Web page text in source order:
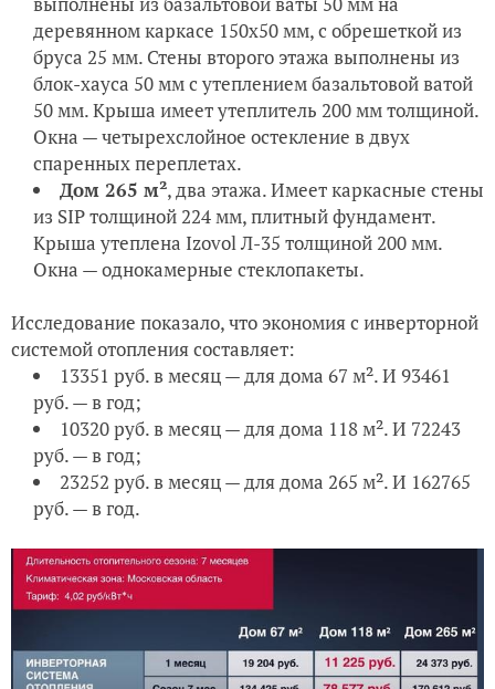
деревянном каркасе 150х50 мм, с обрешеткой из
бруса 25 мм. Стены второго этажа выполнены из
блок-хауса 50 мм с утеплением базальтовой ватой
50 мм. Крыша имеет утеплитель 200 мм толщиной.
Окна — четырехслойное остекление в двух
спаренных переплетах.
Дом 265 м², два этажа. Имеет каркасные стены
из SIP толщиной 224 мм, плитный фундамент.
Крыша утеплена Izovol Л-35 толщиной 200 мм.
Окна — однокамерные стеклопакеты.
Исследование показало, что экономия с инверторной
системой отопления составляет:
13351 руб. в месяц — для дома 67 м². И 93461
руб. — в год;
10320 руб. в месяц — для дома 118 м². И 72243
руб. — в год;
23252 руб. в месяц — для дома 265 м². И 162765
руб. — в год.